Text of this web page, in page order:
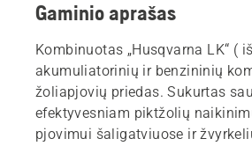
Gaminio aprašas
Kombinuotas „Husqvarna LK“ (
akumuliatorinių ir benzininių
žoliapjovių priedas. Sukurtas
efektyvesniam piktžolių
pjovimui šaligatviuose ir